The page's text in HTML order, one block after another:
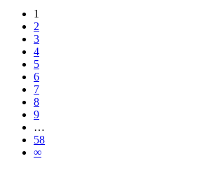
1
2
3
4
5
6
7
8
9
…
58
∞